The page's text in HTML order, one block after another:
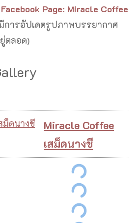
Facebook Page: Miracle Coffee
การอัปเดตรูปภาพบรรยากาศ
ตลอด)
Miracle Coffee
เสม็ดนางชี